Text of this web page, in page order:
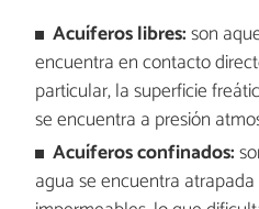
Acuíferos libres:son
encuentra en contacto
particular, la superficie
se encuentra a presión
Acuíferos confinados:
agua se encuentra